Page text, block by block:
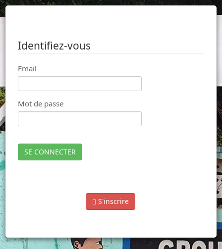
Identifiez-vous
Email
Mot de passe
SE CONNECTER
S'inscrire